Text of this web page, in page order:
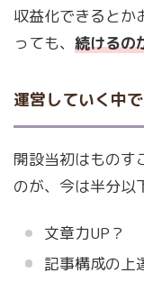
収益化できるとか
っても、 続けるの
運営していく中
開設当初はものす
のが、今は半分以
文章力UP？
記事構成の上